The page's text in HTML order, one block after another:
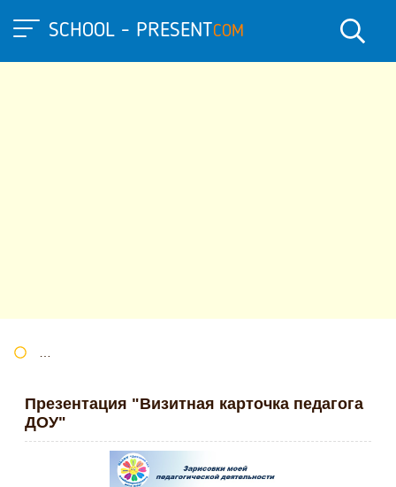
SCHOOL - PRESENTCOM
Презентация "Визитная карточка педагога
ДОУ"